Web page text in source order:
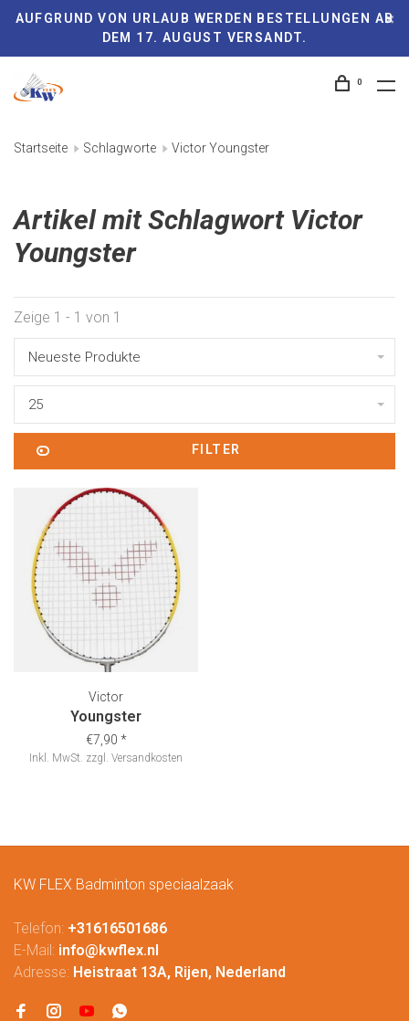
AUFGRUND VON URLAUB WERDEN BESTELLUNGEN AB
DEM 17. AUGUST VERSANDT.
0
Startseite Schlagworte Victor Youngster
Artikel mit Schlagwort Victor
Youngster
Zeige 1 - 1 von 1
Neueste Produkte
25
FILTER
Victor
Youngster
€7,90 *
Inkl. MwSt. zzgl. Versandkosten
KW FLEX Badminton speciaalzaak
Telefon: +31616501686
E-Mail: info@kwflex.nl
Adresse: Heistraat 13A, Rijen, Nederland